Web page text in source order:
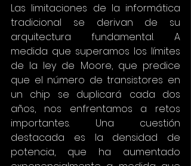
Las limitaciones de la informática
tradicional se derivan de su
arquitectura fundamental. A
medida que superamos los límites
de la ley de Moore, que predice
que el número de transistores en
un chip se duplicará cada dos
años, nos enfrentamos a retos
importantes. Una cuestión
destacada es la densidad de
potencia, que ha aumentado